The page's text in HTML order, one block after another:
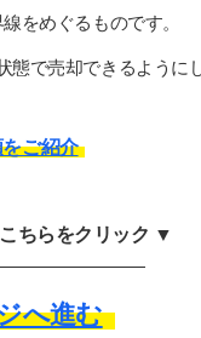
をめぐるものです。
で売却できるように
ご紹介
ちらをクリック ▼
へ進む